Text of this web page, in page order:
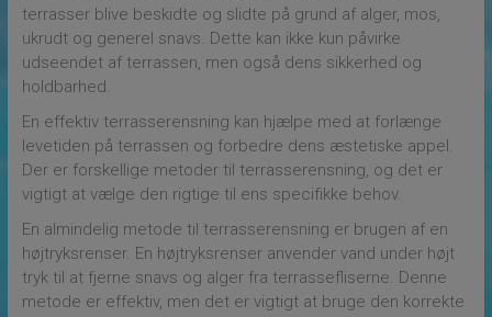
terrasser blive beskidte og slidte på grund af alger, mos,
ukrudt og generel snavs. Dette kan ikke kun påvirke
udseendet af terrassen, men også dens sikkerhed og
holdbarhed.
En effektiv terrasserensning kan hjælpe med at forlænge
levetiden på terrassen og forbedre dens æstetiske appel.
Der er forskellige metoder til terrasserensning, og det er
vigtigt at vælge den rigtige til ens specifikke behov.
En almindelig metode til terrasserensning er brugen af en
højtryksrenser. En højtryksrenser anvender vand under højt
tryk til at fjerne snavs og alger fra terrassefliserne. Denne
metode er effektiv, men det er vigtigt at bruge den korrekte